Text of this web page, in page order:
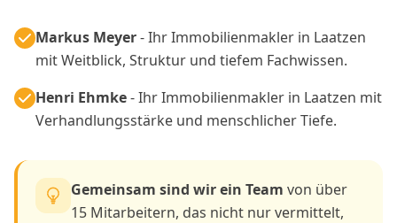
Markus Meyer- Ihr Immobilienmakler in Laatzen
mit Weitblick, Struktur und tiefem Fachwissen.
Henri Ehmke- Ihr Immobilienmakler in Laatzen mit
Verhandlungsstärke und menschlicher Tiefe.
Gemeinsam sind wir ein Team von über
15 Mitarbeitern, das nicht nur vermittelt,